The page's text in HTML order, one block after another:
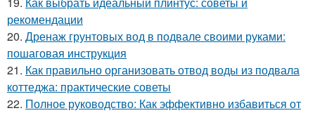
рекомендации
20. Дренаж грунтовых вод в подвале своими руками:
пошаговая инструкция
21. Как правильно организовать отвод воды из подвала
коттеджа: практические советы
22. Полное руководство: Как эффективно избавиться от